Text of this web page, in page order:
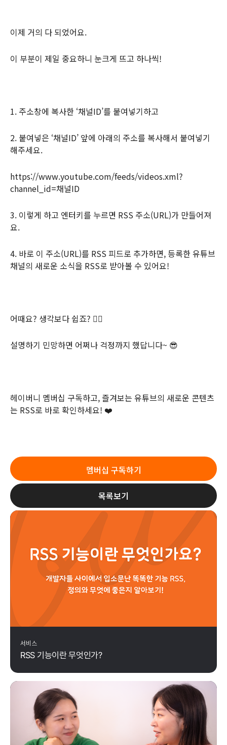
이제 거의 다 되었어요.
이 부분이 제일 중요하니 눈크게 뜨고 하나씩!
1. 주소창에 복사한 ‘채널ID’를 붙여넣기하고
2. 붙여넣은 ‘채널ID’ 앞에 아래의 주소를 복사해서 붙여넣기
해주세요.
https://www.youtube.com/feeds/videos.xml?
channel_id=채널ID
3. 이렇게 하고 엔터키를 누르면 RSS 주소(URL)가 만들어져
요.
4. 바로 이 주소(URL)를 RSS 피드로 추가하면, 등록한 유튜브
채널의 새로운 소식을 RSS로 받아볼 수 있어요!
어때요? 생각보다 쉽죠? 👍🏻
설명하기 민망하면 어쩌나 걱정까지 했답니다~ 😎
헤이버니 멤버십 구독하고, 즐겨보는 유튜브의 새로운 콘텐츠
는 RSS로 바로 확인하세요! ❤️
멤버십 구독하기
목록보기
서비스
RSS 기능이란 무엇인가?
2024-12-12